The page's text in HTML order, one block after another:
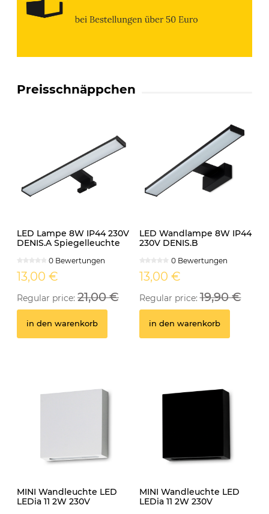
Preisschnäppchen
LED Lampe 8W IP44 230V
DENIS.A Spiegelleuchte
0 Bewertungen
13,00 €
Regular price: 21,00 €
in den warenkorb
LED Wandlampe 8W IP44
230V DENIS.B
0 Bewertungen
13,00 €
Regular price:19,90 €
in den warenkorb
MINI Wandleuchte LED
LEDia 11 2W 230V
MINI Wandleuchte LED
LEDia 11 2W 230V